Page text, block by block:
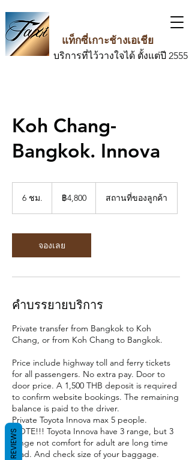
แท็กซี่เกาะช้างเอเชีย
บริการที่ไว้วางใจได้ ตั้งแต่ปี 2555
Koh Chang-
Bangkok. Innova
6 ชม.
.
บาท
ไทย฿4,800 สถานที่ของลูกค้า
จองเลย
คำบรรยายบริการ
Private transfer from Bangkok to Koh
Chang, or from Koh Chang to Bangkok.
Price include highway toll and ferry tickets
for all passengers. No extra pay. Door to
door price. A 1,500 THB deposit is required
to confirm website bookings. The remaining
balance is paid to the driver.
Private Toyota Innova max 5 people.
NOTE!!! Toyota Innova have 3 range, but 3
range not comfort for adult are long time
road. And check size of your baggage.
REVIEWS